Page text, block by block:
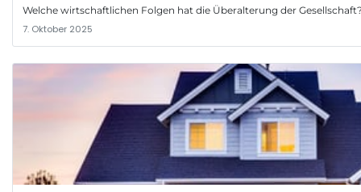
Welche wirtschaftlichen Folgen hat die Überalterung der
7. Oktober 2025